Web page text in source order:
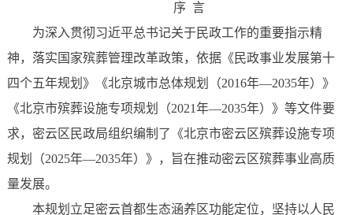
序 言
为深入贯彻习近平总书记关于民政工作的重要指示精
神，落实国家殡葬管理改革政策，依据《民政事业发展第十
四个五年规划》《北京城市总体规划（2016年—2035年）》
《北京市殡葬设施专项规划（2021年—2035年）》等文件要
求，密云区民政局组织编制了《北京市密云区殡葬设施专项
规划（2025年—2035年）》，旨在推动密云区殡葬事业高质
量发展。
本规划立足密云首都生态涵养区功能定位，坚持以人民